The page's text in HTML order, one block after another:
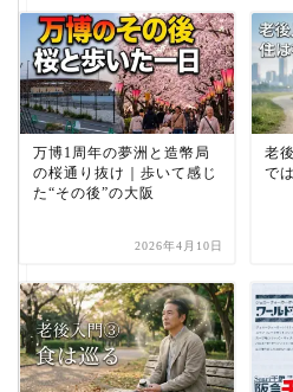
万博1周年の夢洲と造幣局
の桜通り抜け｜歩いて感じ
た“その後”の大阪
2026年4月10日
老
で